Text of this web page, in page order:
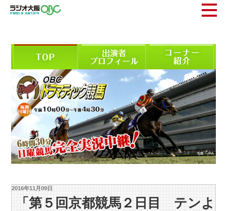
2016年11月09日
「第５回京都競馬２日目 テンよ